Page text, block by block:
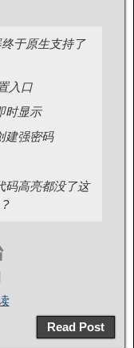
于原生支持了
入口
时显示
建强密码
高亮都没了这
?
Read Post